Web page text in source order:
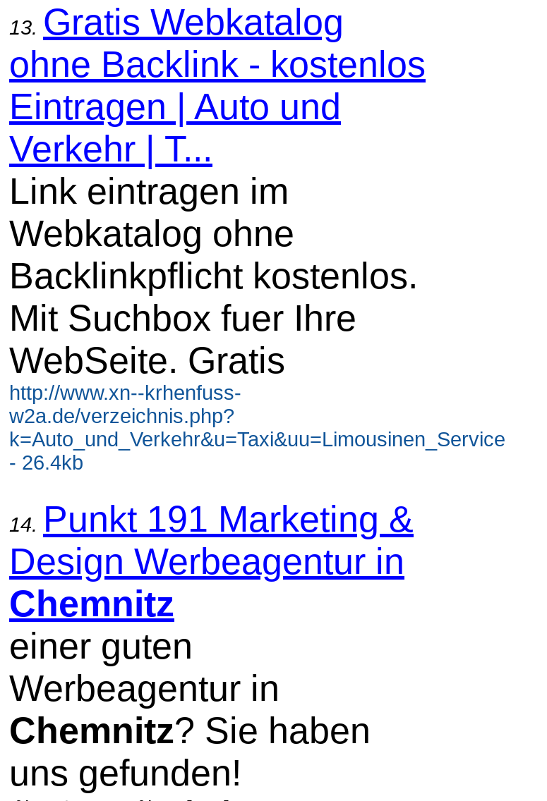
13. Gratis Webkatalog
ohne Backlink - kostenlos
Eintragen | Auto und
Verkehr | T...
Link eintragen im
Webkatalog ohne
Backlinkpflicht kostenlos.
Mit Suchbox fuer Ihre
WebSeite. Gratis
http://www.xn--krhenfuss-
w2a.de/verzeichnis.php?
k=Auto_und_Verkehr&u=Taxi&uu=Limousinen_Service
- 26.4kb
14. Punkt 191 Marketing &
Design Werbeagentur in
Chemnitz
einer guten
Werbeagentur in
Chemnitz? Sie haben
uns gefunden!